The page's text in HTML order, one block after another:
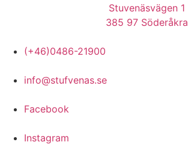
Stuvenäsvägen 1
385 97 Söderåkra
(+46)0486-21900
info@stufvenas.se
Facebook
Instagram